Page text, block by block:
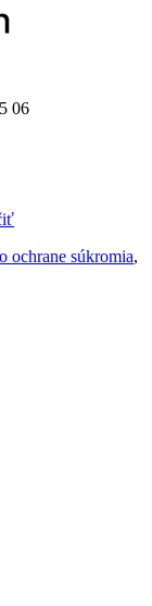
06
ochrane súkromia,